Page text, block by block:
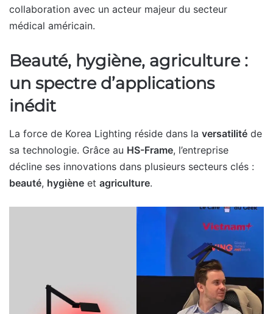
collaboration avec un acteur majeur du secteur
médical américain.
Beauté, hygiène, agriculture :
un spectre d’applications
inédit
La force de Korea Lighting réside dans la versatilité de
sa technologie. Grâce au HS-Frame, l’entreprise
décline ses innovations dans plusieurs secteurs clés :
beauté, hygiène et agriculture.